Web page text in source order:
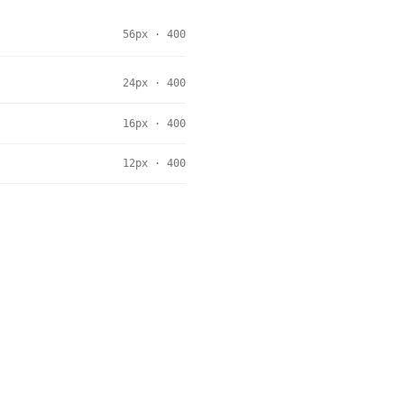
56px · 400
24px · 400
16px · 400
12px · 400